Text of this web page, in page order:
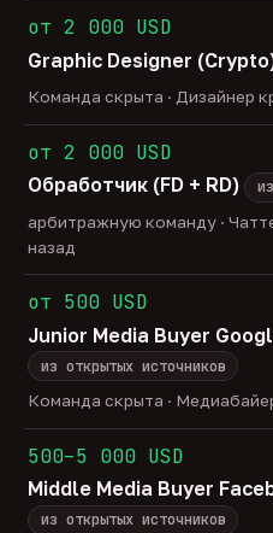
от 2 000 USD
Graphic Designer
Команда скрыта · Дизайнер
от 2 000 USD
Обработчик (FD + RD)
арбитражную команду ·
назад
от 500 USD
Junior Media Buyer
из открытых источников
Команда скрыта ·
500–5 000 USD
Middle Media Buyer
из открытых источников